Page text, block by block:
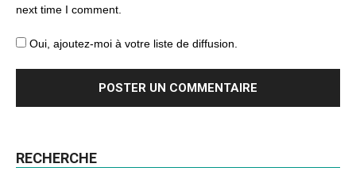
next time I comment.
Oui, ajoutez-moi à votre liste de diffusion.
RECHERCHE